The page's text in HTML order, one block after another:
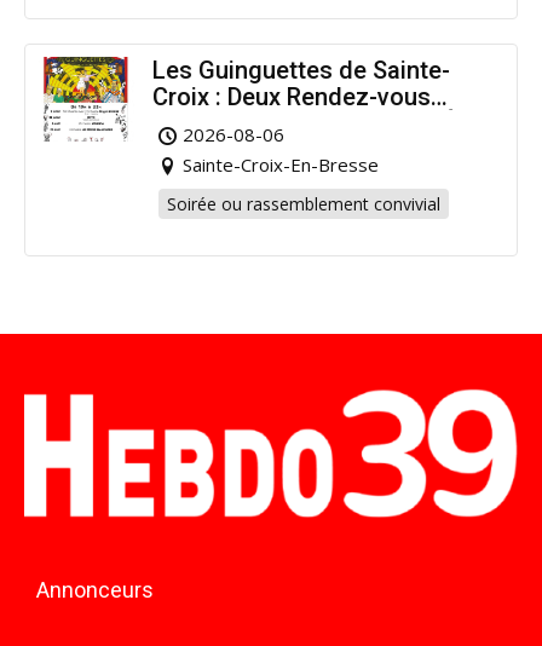
Les Guinguettes de Sainte-
Croix : Deux Rendez-vous
Dansants pour Prolonger l’Été
!
2026-08-06
Sainte-Croix-En-Bresse
Soirée ou rassemblement convivial